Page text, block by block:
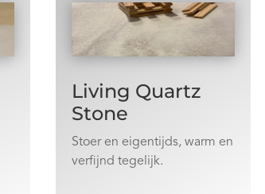
Living Quartz
Stone
Stoer en eigentijds, warm en
verfijnd tegelijk.